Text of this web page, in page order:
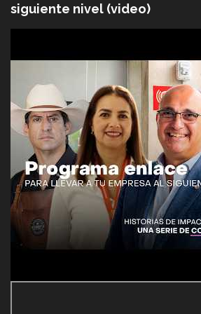
siguiente nivel (video)